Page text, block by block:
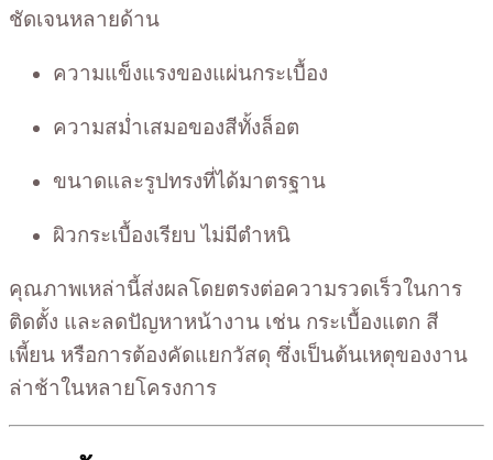
ชัดเจนหลายด้าน
ความแข็งแรงของแผ่นกระเบื้อง
ความสม่ำเสมอของสีทั้งล็อต
ขนาดและรูปทรงที่ได้มาตรฐาน
ผิวกระเบื้องเรียบ ไม่มีตำหนิ
คุณภาพเหล่านี้ส่งผลโดยตรงต่อความรวดเร็วในการ
ติดตั้ง และลดปัญหาหน้างาน เช่น กระเบื้องแตก สี
เพี้ยน หรือการต้องคัดแยกวัสดุ ซึ่งเป็นต้นเหตุของงาน
ล่าช้าในหลายโครงการ